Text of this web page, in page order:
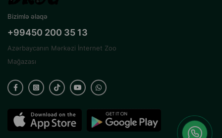
Bizimlə əlaqə
+99450 200 35 13
Azərbaycanın Mərkəzi İnternet Zoo
Mağazası